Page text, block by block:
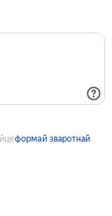
формай зваротнай